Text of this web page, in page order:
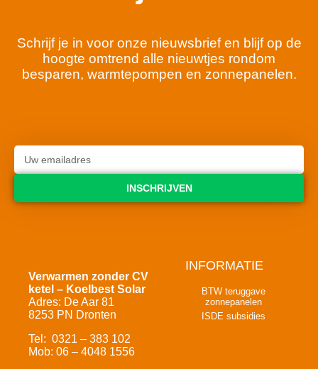
Schrijf je in voor onze nieuwsbrief en blijf op de
hoogte omtrend alle nieuwtjes rondom
besparen, warmtepompen en zonnepanelen.
INSCHRIJVEN
Verwarmen zonder CV
ketel – Koelbest Solar
Adres: De Aar 81
8253 PN Dronten
Tel: 0321 – 383 102
Mob: 06 – 4048 1556
INFORMATIE
BTW teruggave
zonnepanelen
ISDE subsidies